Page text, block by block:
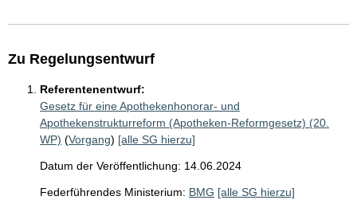
Zu Regelungsentwurf
Referentenentwurf:
Gesetz für eine Apothekenhonorar- und
Apothekenstrukturreform (Apotheken-Reformgesetz) (20.
WP) (Vorgang) [alle SG hierzu]
Datum der Veröffentlichung: 14.06.2024
Federführendes Ministerium: BMG [alle SG hierzu]